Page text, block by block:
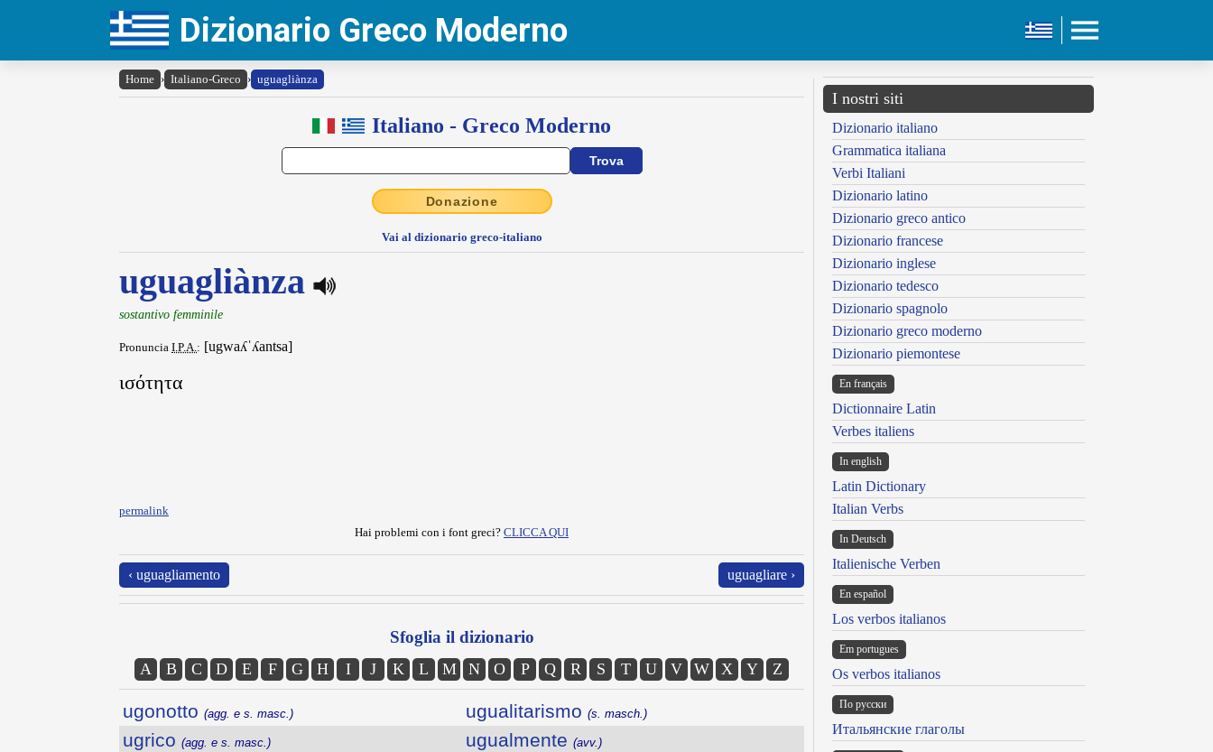
Dizionario Greco Moderno
Home › Italiano-Greco › uguagliànza
Italiano - Greco Moderno
Donazione
Vai al dizionario greco-italiano
uguagliànza
sostantivo femminile
Pronuncia I.P.A.: [ugwaʎˈʎantsa]
ισότητα
permalink
Hai problemi con i font greci? CLICCA QUI
‹ uguagliamento uguagliare ›
Sfoglia il dizionario
A B C D E F G H I J K L M N O P Q R S T U V W X Y Z
ugonotto (agg. e s. masc.)
ugrico (agg. e s. masc.)
ugualitarismo (s. masch.)
ugualmente (avv.)
I nostri siti
Dizionario italiano
Grammatica italiana
Verbi Italiani
Dizionario latino
Dizionario greco antico
Dizionario francese
Dizionario inglese
Dizionario tedesco
Dizionario spagnolo
Dizionario greco moderno
Dizionario piemontese
En français
Dictionnaire Latin
Verbes italiens
In english
Latin Dictionary
Italian Verbs
In Deutsch
Italienische Verben
En español
Los verbos italianos
Em portugues
Os verbos italianos
По русски
Итальянские глаголы